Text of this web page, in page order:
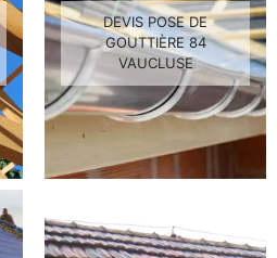
DEVIS POSE DE
GOUTTIÈRE 84
VAUCLUSE